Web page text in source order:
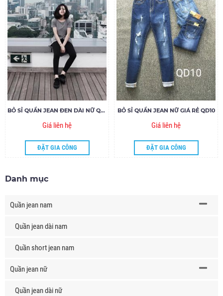
BỎ SỈ QUẦN JEAN ĐEN DÀI NỮ QDN04
Giá liên hệ
ĐẶT GIA CÔNG
BỎ SỈ QUẦN JEAN NỮ GIÁ RẺ QD10
Giá liên hệ
ĐẶT GIA CÔNG
Danh mục
Quần jean nam
Quần jean dài nam
Quần short jean nam
Quần jean nữ
Quần jean dài nữ